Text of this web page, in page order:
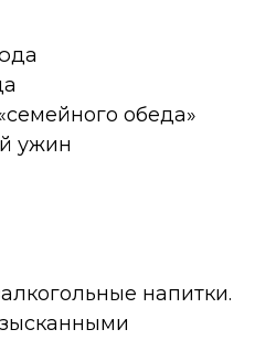
обеда»
ужин
напитки.